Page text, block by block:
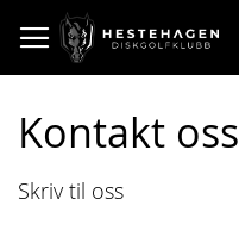
to
Content
Kontakt oss
Skriv til oss